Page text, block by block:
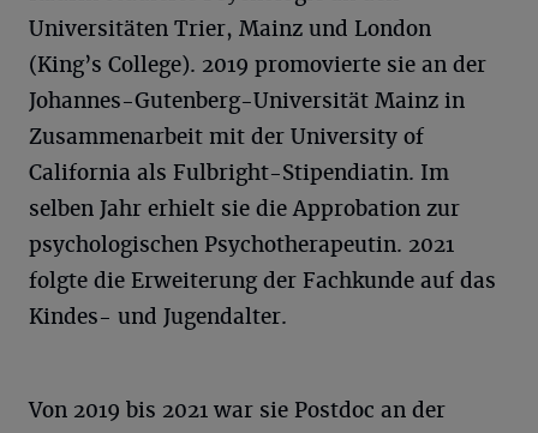
Universitäten Trier, Mainz und London
(King’s College). 2019 promovierte sie an der
Johannes-Gutenberg-Universität Mainz in
Zusammenarbeit mit der University of
California als Fulbright-Stipendiatin. Im
selben Jahr erhielt sie die Approbation zur
psychologischen Psychotherapeutin. 2021
folgte die Erweiterung der Fachkunde auf das
Kindes- und Jugendalter.
Von 2019 bis 2021 war sie Postdoc an der